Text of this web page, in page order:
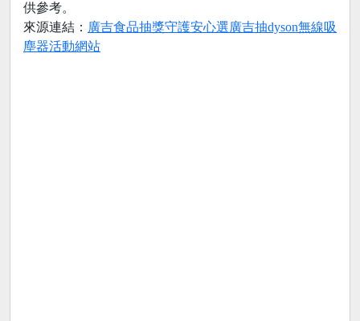
供參考。
來源連結： 廣吉食品抽獎守護安心選廣吉抽dyson無線吸
塵器活動網站